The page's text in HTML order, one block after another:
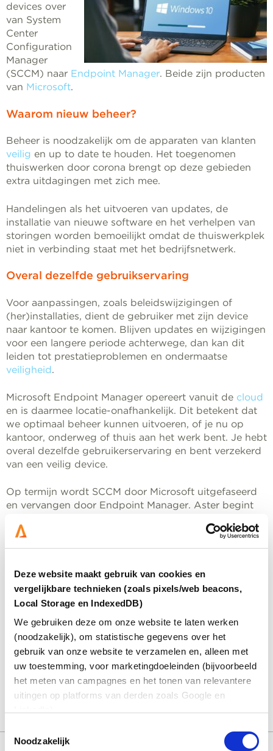
Deze website maakt gebruik van cookies en
vergelijkbare technieken (zoals pixels/web beacons,
Local Storage en IndexedDB)
We gebruiken deze om onze website te laten werken
(noodzakelijk), om statistische gegevens over het
gebruik van onze website te verzamelen en, alleen met
uw toestemming, voor marketingdoeleinden (bijvoorbeeld
het meten van campagnes en het tonen van relevantere
uitingen op platforms van derden zoals Google en
Noodzakelijk
devices over
van System
Center
Configuration
Manager
(SCCM) naar Endpoint Manager. Beide zijn producten
van Microsoft.
Waarom nieuw beheer?
Beheer is noodzakelijk om de apparaten van klanten
veilig en up to date te houden. Het toegenomen
thuiswerken door corona brengt op deze gebieden
extra uitdagingen met zich mee.
Handelingen als het uitvoeren van updates, de
installatie van nieuwe software en het verhelpen van
storingen worden bemoeilijkt omdat de thuiswerkplek
niet in verbinding staat met het bedrijfsnetwerk.
Overal dezelfde gebruikservaring
Voor aanpassingen, zoals beleidswijzigingen of
(her)installaties, dient de gebruiker met zijn device
naar kantoor te komen. Blijven updates en wijzigingen
voor een langere periode achterwege, dan kan dit
leiden tot prestatieproblemen en ondermaatse
veiligheid.
Microsoft Endpoint Manager opereert vanuit de cloud
en is daarmee locatie-onafhankelijk. Dit betekent dat
we optimaal beheer kunnen uitvoeren, of je nu op
kantoor, onderweg of thuis aan het werk bent. Je hebt
overal dezelfde gebruikerservaring en bent verzekerd
van een veilig device.
Op termijn wordt SCCM door Microsoft uitgefaseerd
en vervangen door Endpoint Manager. Aster begint
vindt plaats bij hernieuwing van het contract. Nieuwe
klanten profiteren vanaf dag één van het nieuwe
Voor dit formulier is toestemming voor
marketingcookies vereist.
Accepteer cookies
formulier te bekijken. Als u een advertentieblokkering
of privacy-extensie gebruikt, kunt u de blokkering
tijdelijk uitschakelen.